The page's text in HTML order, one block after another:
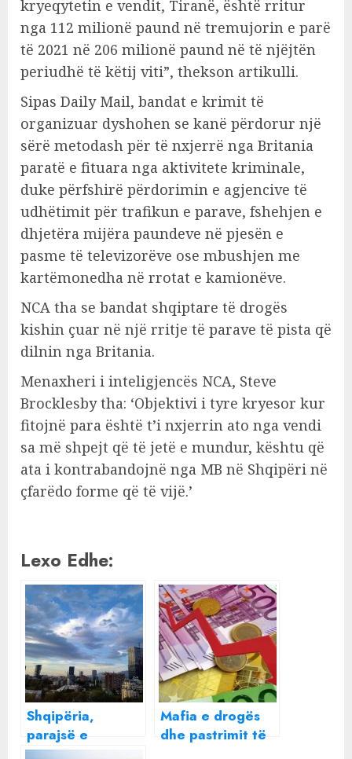
kryeqytetin e vendit, Tiranë, është rritur
nga 112 milionë paund në tremujorin e parë
të 2021 në 206 milionë paund në të njëjtën
periudhë të këtij viti”, thekson artikulli.
Sipas Daily Mail, bandat e krimit të
organizuar dyshohen se kanë përdorur një
sërë metodash për të nxjerrë nga Britania
paratë e fituara nga aktivitete kriminale,
duke përfshirë përdorimin e agjencive të
udhëtimit për trafikun e parave, fshehjen e
dhjetëra mijëra paundeve në pjesën e
pasme të televizorëve ose mbushjen me
kartëmonedha në rrotat e kamionëve.
NCA tha se bandat shqiptare të drogës
kishin çuar në një rritje të parave të pista që
dilnin nga Britania.
Menaxheri i inteligjencës NCA, Steve
Brocklesby tha: ‘Objektivi i tyre kryesor kur
fitojnë para është t’i nxjerrin ato nga vendi
sa më shpejt që të jetë e mundur, kështu që
ata i kontrabandojnë nga MB në Shqipëri në
çfarëdo forme që të vijë.’
Lexo Edhe:
Shqipëria,
parajsë e
pastrimit të
Mafia e drogës
dhe pastrimit të